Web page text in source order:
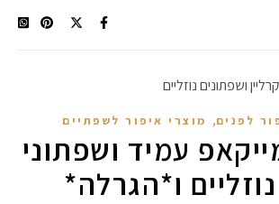
לפנים, מוצרי איפור לשפתיים
עמיד ושפתוני
ו*הגרלה*